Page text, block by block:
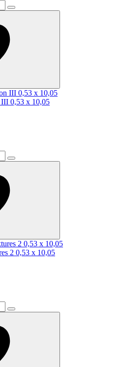
0,53 x 10,05
2 0,53 x 10,05